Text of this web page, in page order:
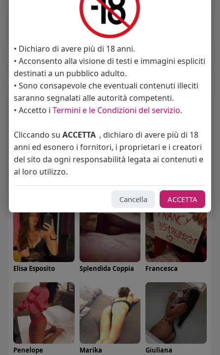
Album
Seguiti(17)
rossodisera_69 Angelica Cattaneo callmevittoria
Elisa Esposito Splendida Coppia Francesca
Penelope Marika Giuliana
• Dichiaro di avere più di 18 anni.
• Acconsento alla visione di testi e immagini espliciti
destinati a un pubblico adulto.
• Sono consapevole che eventuali contenuti illeciti
saranno segnalati alle autorità competenti.
• Accetto i Termini e le Condizioni del servizio.
Cliccando su ACCETTA , dichiaro di avere più di 18
anni ed esonero i fornitori, i proprietari e i creatori
del sito da ogni responsabilità legata ai contenuti e
al loro utilizzo.
Cancella ACCETTA